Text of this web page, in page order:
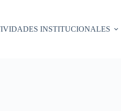
INSTITUCIONALES